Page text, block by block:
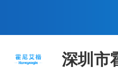
深圳市